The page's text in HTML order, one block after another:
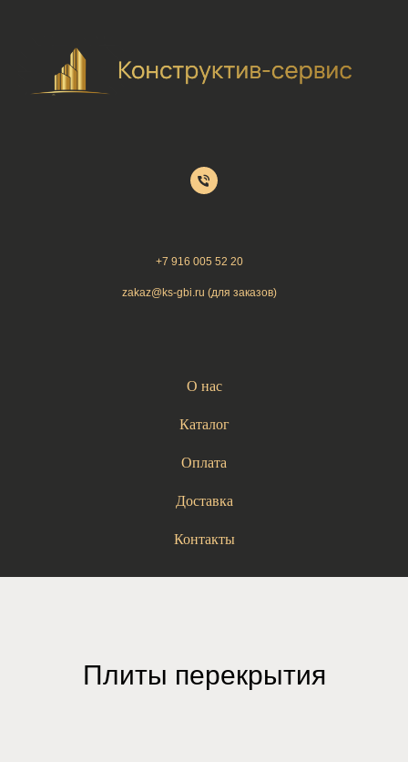
+7 916 005 52 20
zakaz@ks-gbi.ru (для заказов)
О нас
Каталог
Оплата
Доставка
Контакты
Плиты перекрытия